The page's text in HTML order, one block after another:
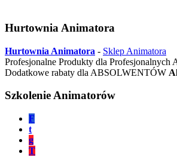
Hurtownia Animatora
Hurtownia Animatora - Sklep Animatora
Profesjonalne Produkty dla Profesjonalnych
Dodatkowe rabaty dla ABSOLWENTÓW
Szkolenie Animatorów
F
t
g
T